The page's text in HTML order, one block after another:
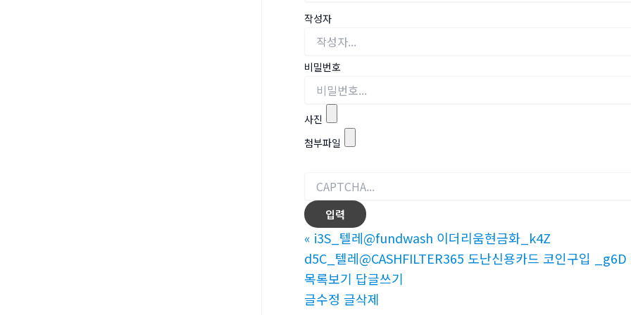
작성자
비밀번호
사진
첨부파일
« i3S_텔레@fundwash 이더리움현금화_k4Z
d5C_텔레@CASHFILTER365 도난신용카드 코인구입 _g6D
목록보기 답글쓰기
글수정 글삭제